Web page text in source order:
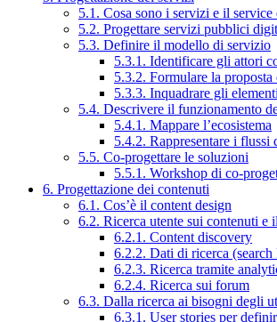
5.1. Cosa sono i servizi e il service
5.2. Progettare servizi pubblici
5.3. Definire il modello di servizio
5.3.1. Identificare gli attori
5.3.2. Formulare la
5.3.3. Inquadrare gli
5.4. Descrivere il funzionamento
5.4.1. Mappare l’ecosistema
5.4.2. Rappresentare i flussi
5.5. Co-progettare le soluzioni
5.5.1. Workshop di co-
6. Progettazione dei contenuti
6.1. Cos’è il content design
6.2. Ricerca utente sui contenuti e
6.2.1. Content discovery
6.2.2. Dati di ricerca
6.2.3. Ricerca tramite
6.2.4. Ricerca sui forum
6.3. Dalla ricerca ai bisogni degli
6.3.1. User stories per